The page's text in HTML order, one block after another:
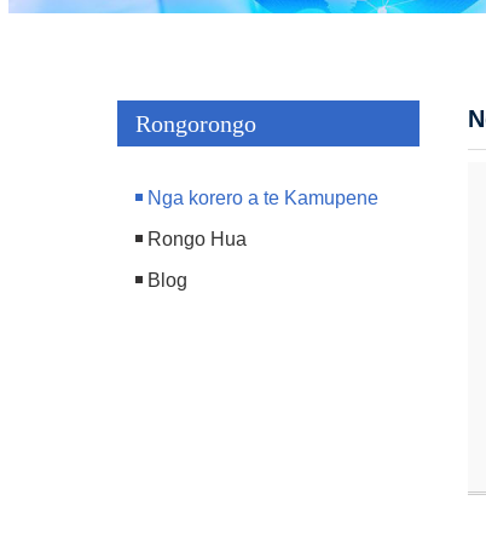
Rongorongo
Nga korero a te Kamupene
Rongo Hua
Blog